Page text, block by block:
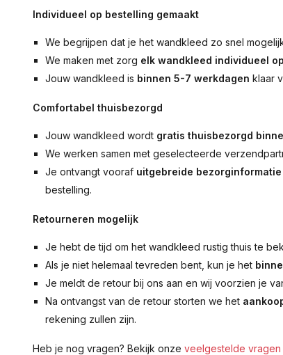
Individueel op bestelling gemaakt
We begrijpen dat je het wandkleed zo snel
We maken met zorg elk wandkleed individueel
Jouw wandkleed is binnen 5-7 werkdagen klaar
Comfortabel thuisbezorgd
Jouw wandkleed wordt gratis thuisbezorgd
We werken samen met geselecteerde
Je ontvangt vooraf uitgebreide
bestelling.
Retourneren mogelijk
Je hebt de tijd om het wandkleed rustig thuis te
Als je niet helemaal tevreden bent, kun je het
Je meldt de retour bij ons aan en wij voorzien je
Na ontvangst van de retour storten we het
rekening zullen zijn.
Heb je nog vragen? Bekijk onze veelgestelde vragen